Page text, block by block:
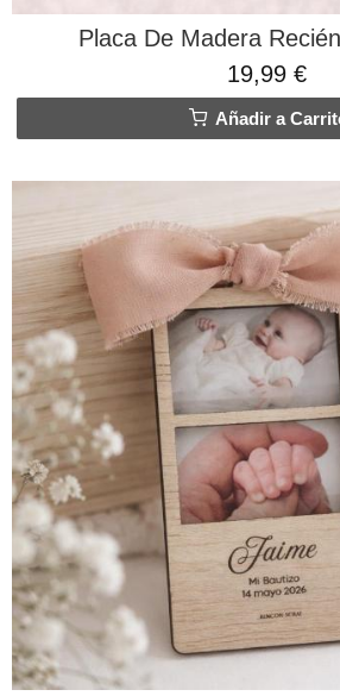
Placa De Madera
19,99 €
Añadir a